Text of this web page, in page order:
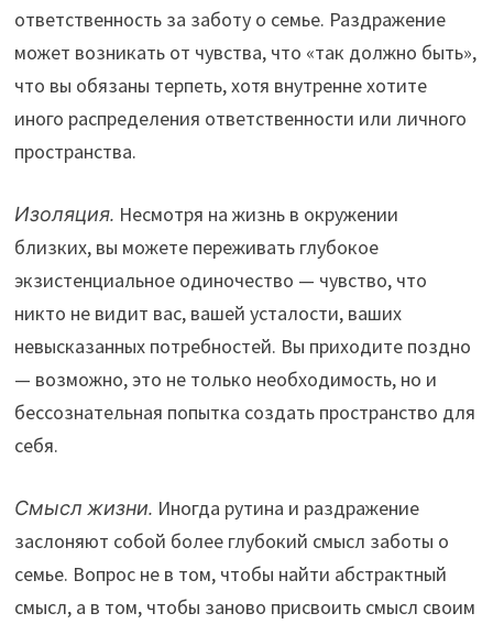
ответственность за заботу о семье. Раздражение
может возникать от чувства, что «так должно быть»,
что вы обязаны терпеть, хотя внутренне хотите
иного распределения ответственности или личного
пространства.
Изоляция. Несмотря на жизнь в окружении
близких, вы можете переживать глубокое
экзистенциальное одиночество — чувство, что
никто не видит вас, вашей усталости, ваших
невысказанных потребностей. Вы приходите поздно
— возможно, это не только необходимость, но и
бессознательная попытка создать пространство для
себя.
Смысл жизни. Иногда рутина и раздражение
заслоняют собой более глубокий смысл заботы о
семье. Вопрос не в том, чтобы найти абстрактный
смысл, а в том, чтобы заново присвоить смысл своим